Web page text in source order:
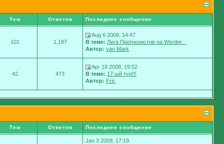
Тем Ответов Последнее сообщение
101 1,187
Aug 6 2008, 14:47
В теме: Лига Прогнозистов на Werder...
Автор: van Mark
42 473
Apr 18 2008, 19:52
В теме: 17-ый тур!!!
Автор: Fric
Тем Ответов Последнее сообщение
Jan 3 2009, 17:19